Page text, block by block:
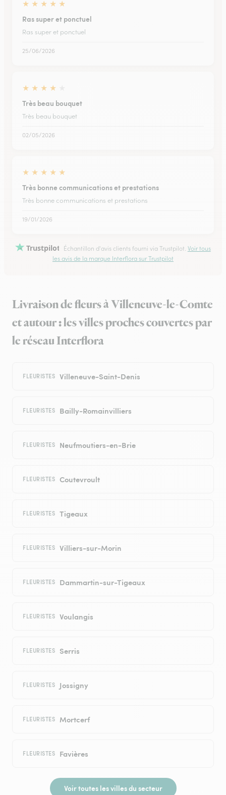
★ ★ ★ ★ ★
Ras super et ponctuel
Ras super et ponctuel
25/06/2026
★ ★ ★ ★
Très beau bouquet
Très beau bouquet
02/05/2026
★ ★ ★ ★ ★
Très bonne communications et prestations
Très bonne communications et prestations
19/01/2026
Trustpilot Échantillon d'avis clients fourni via Trustpilot. Voir tous
les avis de la marque Interflora sur Trustpilot
Livraison de fleurs à Villeneuve-le-Comte
et autour : les villes proches couvertes par
le réseau Interflora
FLEURISTES Villeneuve-Saint-Denis
FLEURISTES Bailly-Romainvilliers
FLEURISTES Neufmoutiers-en-Brie
FLEURISTES Coutevroult
FLEURISTES Tigeaux
FLEURISTES Villiers-sur-Morin
FLEURISTES Dammartin-sur-Tigeaux
FLEURISTES Voulangis
FLEURISTES Serris
FLEURISTES Jossigny
FLEURISTES Mortcerf
FLEURISTES Favières
Voir toutes les villes du secteur